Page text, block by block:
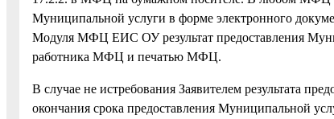
Муниципальной услуги в форме электронного
Модуля МФЦ ЕИС ОУ результат предоставления
работника МФЦ и печатью МФЦ.
В случае не истребования Заявителем результата
окончания срока предоставления Муниципальной